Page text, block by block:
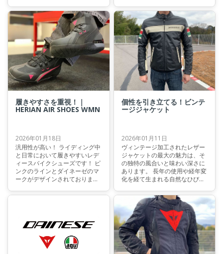
すめです！
履きやすさを重視！｜
HERIAN AIR SHOES WMN
2026年01月18日
汎用性が高い！ ライディング中
と日常において履きやすいレデ
ィースバイクシューズです！ ピ
ンクのラインとダイネーゼのマ
ークがデザインされておりま
すすめです！
個性を引き立てる！ビンテ
ージジャケット
2026年01月11日
ヴィンテージ加工されたレザー
ジャケットの最大の魅力は、そ
の独特の風合いと味わい深さに
あります。 長年の使用や経年変
化を経て生まれる自然なひび割
るで歴史を感じさせるような風
格を醸し出します。これによ
り、一着一着が唯一無二の存在
となり、所有者の個性やスタイ
ルをより一層引き立てるアイテ
ムとなります。